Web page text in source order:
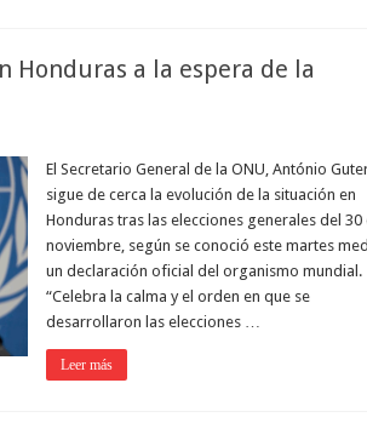
Honduras a la espera de la
El Secretario General de la ONU, António
sigue de cerca la evolución de la situación en
Honduras tras las elecciones generales del 30
noviembre, según se conoció este martes
un declaración oficial del organismo mundial.
“Celebra la calma y el orden en que se
desarrollaron las elecciones …
Leer más